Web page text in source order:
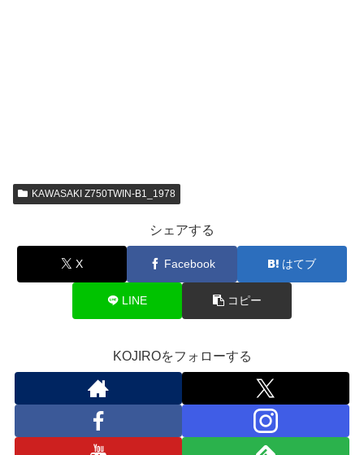
KAWASAKI Z750TWIN-B1_1978
シェアする
X Facebook はてブ
LINE コピー
KOJIROをフォローする